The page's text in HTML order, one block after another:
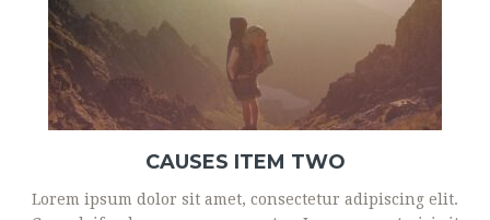
CAUSES ITEM TWO
Lorem ipsum dolor sit amet, consectetur adipiscing elit.